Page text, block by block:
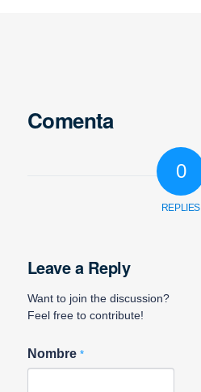
Comenta
0
REPLIES
Leave a Reply
Want to join the discussion?
Feel free to contribute!
Nombre *